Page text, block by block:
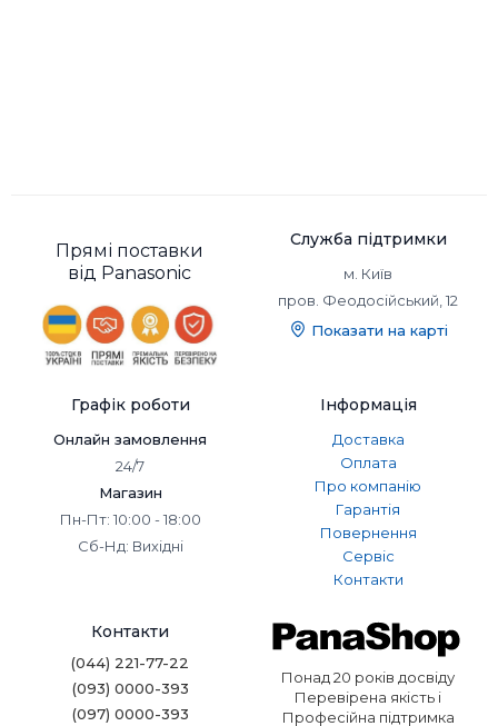
Прямі поставки
від Panasonic
Служба підтримки
м. Київ
пров. Феодосійський, 12
Показати на карті
Графік роботи
Онлайн замовлення
24/7
Магазин
Пн-Пт: 10:00 - 18:00
Сб-Нд: Вихідні
Інформація
Доставка
Оплата
Про компанію
Гарантія
Повернення
Сервіс
Контакти
Контакти
(044) 221-77-22
(093) 0000-393
(097) 0000-393
Понад 20 років досвіду
Перевірена якість і
Професійна підтримка